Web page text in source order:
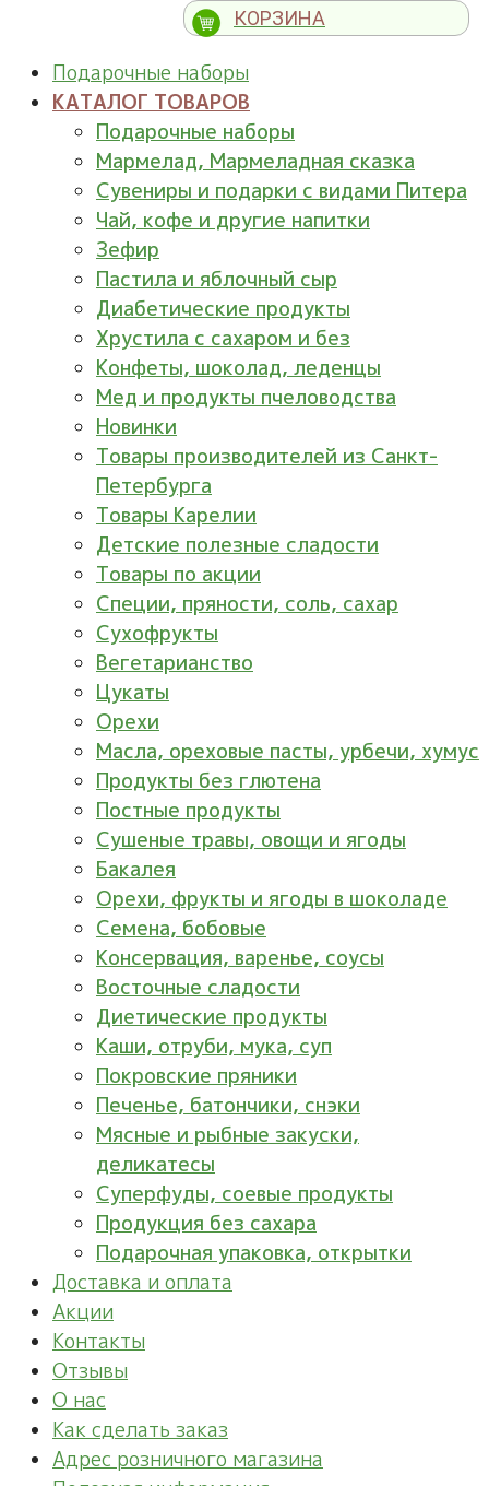
КОРЗИНА
Подарочные наборы
КАТАЛОГ ТОВАРОВ
Подарочные наборы
Мармелад, Мармеладная сказка
Сувениры и подарки с видами Питера
Чай, кофе и другие напитки
Зефир
Пастила и яблочный сыр
Диабетические продукты
Хрустила с сахаром и без
Конфеты, шоколад, леденцы
Мед и продукты пчеловодства
Новинки
Товары производителей из Санкт-
Петербурга
Товары Карелии
Детские полезные сладости
Товары по акции
Специи, пряности, соль, сахар
Сухофрукты
Вегетарианство
Цукаты
Орехи
Масла, ореховые пасты, урбечи, хумус
Продукты без глютена
Постные продукты
Сушеные травы, овощи и ягоды
Бакалея
Орехи, фрукты и ягоды в шоколаде
Семена, бобовые
Консервация, варенье, соусы
Восточные сладости
Диетические продукты
Каши, отруби, мука, суп
Покровские пряники
Печенье, батончики, снэки
Мясные и рыбные закуски,
деликатесы
Суперфуды, соевые продукты
Продукция без сахара
Подарочная упаковка, открытки
Доставка и оплата
Акции
Контакты
Отзывы
О нас
Как сделать заказ
Адрес розничного магазина